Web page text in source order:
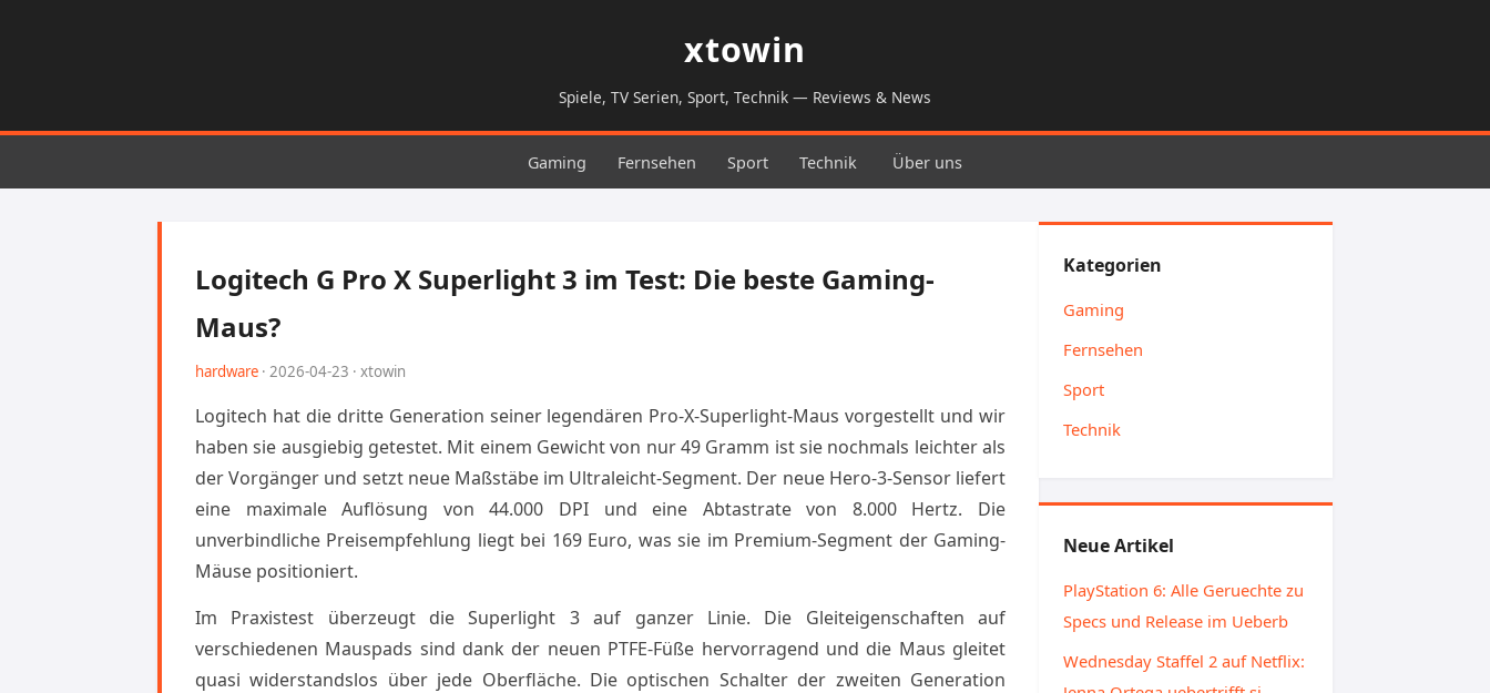
xtowin
Spiele, TV Serien, Sport, Technik — Reviews & News
Gaming Fernsehen Sport Technik Über uns
Logitech G Pro X Superlight 3 im Test: Die beste Gaming-
Maus?
hardware · 2026-04-23 · xtowin
Logitech hat die dritte Generation seiner legendären Pro-X-Superlight-Maus vorgestellt und wir
haben sie ausgiebig getestet. Mit einem Gewicht von nur 49 Gramm ist sie nochmals leichter als
der Vorgänger und setzt neue Maßstäbe im Ultraleicht-Segment. Der neue Hero-3-Sensor liefert
eine maximale Auflösung von 44.000 DPI und eine Abtastrate von 8.000 Hertz. Die
unverbindliche Preisempfehlung liegt bei 169 Euro, was sie im Premium-Segment der Gaming-
Mäuse positioniert.
Im Praxistest überzeugt die Superlight 3 auf ganzer Linie. Die Gleiteigenschaften auf
verschiedenen Mauspads sind dank der neuen PTFE-Füße hervorragend und die Maus gleitet
quasi widerstandslos über jede Oberfläche. Die optischen Schalter der zweiten Generation
Kategorien
Gaming
Fernsehen
Sport
Technik
Neue Artikel
PlayStation 6: Alle Geruechte zu
Specs und Release im Ueberb
Wednesday Staffel 2 auf Netflix: